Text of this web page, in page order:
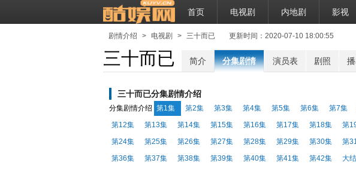
首页 电视剧 内地剧 影视
剧情介绍 > 电视剧 > 三十而已 更新时间：2020-07-10 18:00:55
三十而已 简介 分集剧情 演员表 剧照
三十而已分集剧情介绍
分集剧情介绍 第1集 第2集 第3集 第4集 第5集 第6集 第7集
第12集
第13集 第14集 第15集 第16集 第17集 第18集 第
第24集
第25集 第26集 第27集 第28集 第29集 第30集 第
第36集
第37集 第38集 第39集 第40集 第41集 第42集 大